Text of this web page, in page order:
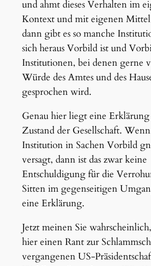
und ahmt dieses Verhalten im
Kontext und mit eigenen
dann gibt es so manche
sich heraus Vorbild ist und
Institutionen, bei denen gerne
Würde des Amtes und des
gesprochen wird.
Genau hier liegt eine
Zustand der Gesellschaft.
Institution in Sachen Vorbild
versagt, dann ist das zwar keine
Entschuldigung für die
Sitten im gegenseitigen
eine Erklärung.
Jetzt meinen Sie
hier einen Rant zur
vergangenen US-